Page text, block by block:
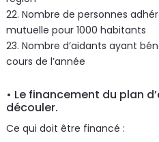
22. Nombre de personnes
mutuelle pour 1000 habitants
23. Nombre d’aidants ayant
cours de l’année
• Le financement du plan
découler.
Ce qui doit être financé :